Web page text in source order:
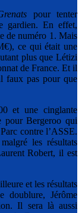
pour tenter
gardien. En effet,
de numéro 1. Mais
ce qui était une
plus que Létizi
de France. Et il
faux pas pour que
et une cinglante
pour Bergeroo qui
contre l’ASSE.
les résultats
Robert, il est
et les résultats
doublure, Jérôme
Il sera là aussi